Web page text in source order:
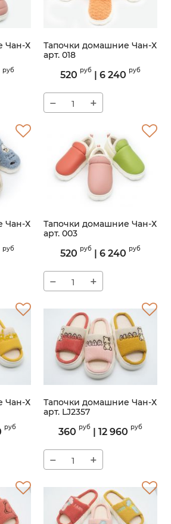
Чан-Х
руб
Тапочки домашние Чан-Х
арт. 018
520 руб | 6 240 руб
− +
Чан-Х
руб
Тапочки домашние Чан-Х
арт. 003
520 руб | 6 240 руб
− +
Чан-Х
руб
Тапочки домашние Чан-Х
арт. LJ2357
LJ2357
360 руб | 12 960 руб
− +